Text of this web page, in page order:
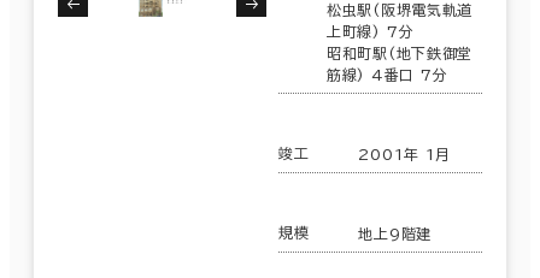
松虫駅(阪堺電気軌道
上町線) 7分
昭和町駅(地下鉄御堂
筋線) 4番口 7分
竣工 2001年 1月
規模 地上9階建